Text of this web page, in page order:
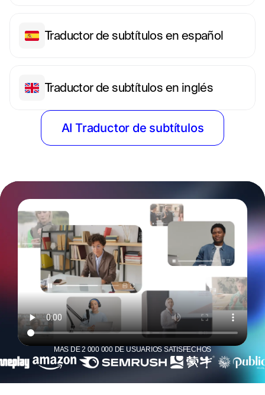
Traductor de subtítulos en español
Traductor de subtítulos en inglés
AI Traductor de subtítulos
MÁS DE 2 000 000 DE USUARIOS SATISFECHOS